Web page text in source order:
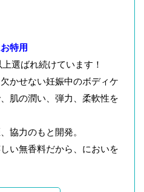
特用
選ばれ続けています！
かせない妊娠中のボディケ
肌の潤い、弾力、柔軟性を
協力のもと開発。
い無香料だから、においを